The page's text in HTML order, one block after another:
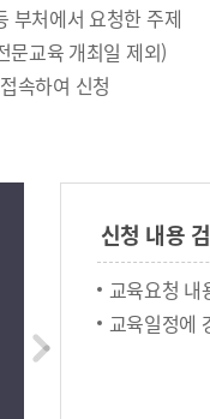
부처에서 요청한 주제
문교육 개최일 제외)
속하여 신청
신청 내용
교육요청 내
교육일정에